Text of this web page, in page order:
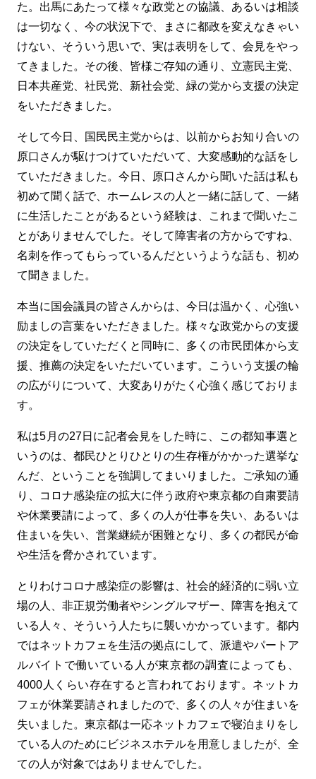
た。出馬にあたって様々な政党との協議、あるいは相談
は一切なく、今の状況下で、まさに都政を変えなきゃい
けない、そういう思いで、実は表明をして、会見をやっ
てきました。その後、皆様ご存知の通り、立憲民主党、
日本共産党、社民党、新社会党、緑の党から支援の決定
をいただきました。
そして今日、国民民主党からは、以前からお知り合いの
原口さんが駆けつけていただいて、大変感動的な話をし
ていただきました。今日、原口さんから聞いた話は私も
初めて聞く話で、ホームレスの人と一緒に話して、一緒
に生活したことがあるという経験は、これまで聞いたこ
とがありませんでした。そして障害者の方からですね、
名刺を作ってもらっているんだというような話も、初め
て聞きました。
本当に国会議員の皆さんからは、今日は温かく、心強い
励ましの言葉をいただきました。様々な政党からの支援
の決定をしていただくと同時に、多くの市民団体から支
援、推薦の決定をいただいています。こういう支援の輪
の広がりについて、大変ありがたく心強く感じておりま
す。
私は5月の27日に記者会見をした時に、この都知事選と
いうのは、都民ひとりひとりの生存権がかかった選挙な
んだ、ということを強調してまいりました。ご承知の通
り、コロナ感染症の拡大に伴う政府や東京都の自粛要請
や休業要請によって、多くの人が仕事を失い、あるいは
住まいを失い、営業継続が困難となり、多くの都民が命
や生活を脅かされています。
とりわけコロナ感染症の影響は、社会的経済的に弱い立
場の人、非正規労働者やシングルマザー、障害を抱えて
いる人々、そういう人たちに襲いかかっています。都内
ではネットカフェを生活の拠点にして、派遣やパートア
ルバイトで働いている人が東京都の調査によっても、
4000人くらい存在すると言われております。ネットカ
フェが休業要請されましたので、多くの人々が住まいを
失いました。東京都は一応ネットカフェで寝泊まりをし
ている人のためにビジネスホテルを用意しましたが、全
ての人が対象ではありませんでした。